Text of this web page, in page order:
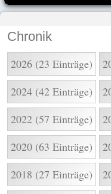
Chronik
2026 (23 Einträge)
2024 (42 Einträge)
2022 (57 Einträge)
2020 (63 Einträge)
2018 (27 Einträge)